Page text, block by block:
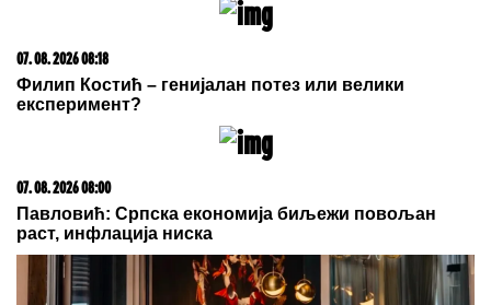
ugušio turski državljanin u Borči:
Sveštenik držao opelo na Lešću
STANjU? IranWire tvrdi: Mogao bi da
premine svakog trenutka